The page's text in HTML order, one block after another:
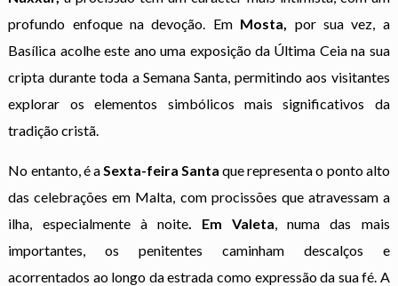
profundo enfoque na devoção. Em Mosta, por sua vez, a
Basílica acolhe este ano uma exposição da Última Ceia na sua
cripta durante toda a Semana Santa, permitindo aos visitantes
explorar os elementos simbólicos mais significativos da
tradição cristã.
No entanto, é aSexta-feira Santa que representa o ponto alto
das celebrações em Malta, com procissões que atravessam a
ilha, especialmente à noite. Em Valeta, numa das mais
importantes, os penitentes caminham descalços e
acorrentados ao longo da estrada como expressão da sua fé. A